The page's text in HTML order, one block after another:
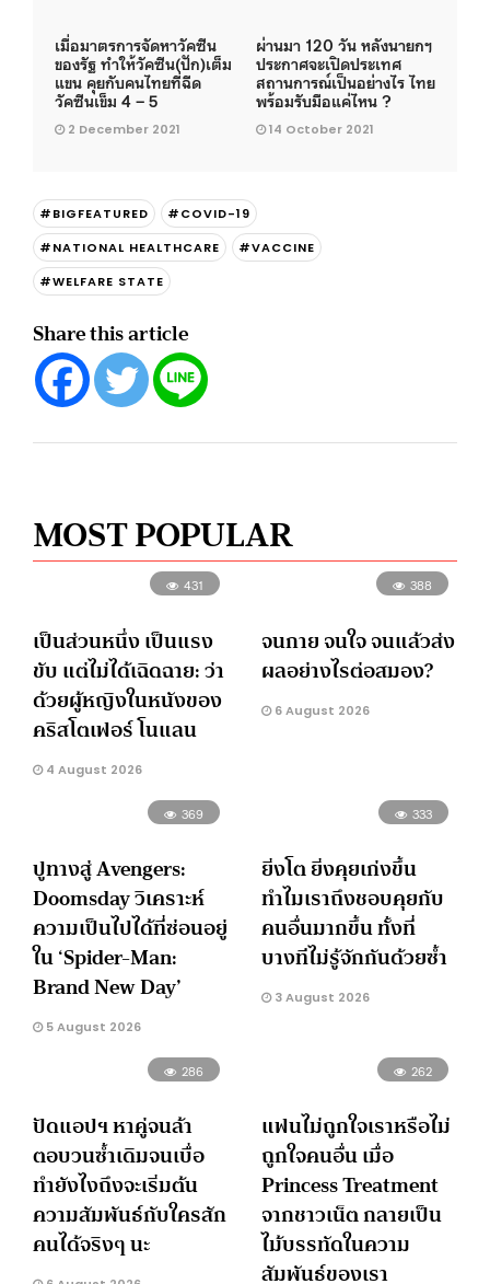
เมื่อมาตรการจัดหาวัคซีน
ของรัฐ ทำให้วัคซีน(ปัก)เต็ม
แขน คุยกับคนไทยที่ฉีด
วัคซีนเข็ม 4 – 5
2 December 2021
ผ่านมา 120 วัน หลังนายกฯ
ประกาศจะเปิดประเทศ
สถานการณ์เป็นอย่างไร ไทย
พร้อมรับมือแค่ไหน ?
14 October 2021
#BIGFEATURED
#COVID-19
#NATIONAL HEALTHCARE
#VACCINE
#WELFARE STATE
Share this article
MOST POPULAR
431
เป็นส่วนหนึ่ง เป็นแรง
ขับ แต่ไม่ได้เฉิดฉาย: ว่า
ด้วยผู้หญิงในหนังของ
คริสโตเฟอร์ โนแลน
4 August 2026
388
จนกาย จนใจ จนแล้วส่ง
ผลอย่างไรต่อสมอง?
6 August 2026
369
ปูทางสู่ Avengers:
Doomsday วิเคราะห์
ความเป็นไปได้ที่ซ่อนอยู่
ใน ‘Spider-Man:
Brand New Day’
5 August 2026
333
ยิ่งโต ยิ่งคุยเก่งขึ้น
ทำไมเราถึงชอบคุยกับ
คนอื่นมากขึ้น ทั้งที่
บางทีไม่รู้จักกันด้วยซ้ำ
3 August 2026
286
ปัดแอปฯ หาคู่จนล้า
ตอบวนซ้ำเดิมจนเบื่อ
ทำยังไงถึงจะเริ่มต้น
ความสัมพันธ์กับใครสัก
คนได้จริงๆ นะ
262
แฟนไม่ถูกใจเราหรือไม่
ถูกใจคนอื่น เมื่อ
Princess Treatment
จากชาวเน็ต กลายเป็น
ไม้บรรทัดในความ
สัมพันธ์ของเรา